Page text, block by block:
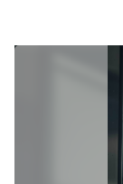
Nos actualités